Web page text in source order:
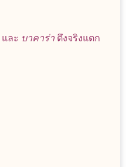
และ บาคาร่า ตึงจริงแตก